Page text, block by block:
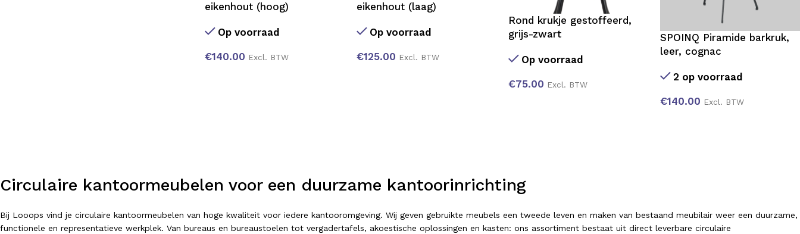
eikenhout (hoog)
Op voorraad
€140.00 Excl. BTW
eikenhout (laag)
Op voorraad
€125.00 Excl. BTW
Rond krukje gestoffeerd,
grijs-zwart
Op voorraad
€75.00 Excl. BTW
SPOINQ Piramide barkruk,
leer, cognac
2 op voorraad
€140.00 Excl. BTW
Circulaire kantoormeubelen voor een duurzame kantoorinrichting
Bij Looops vind je circulaire kantoormeubelen van hoge kwaliteit voor iedere kantooromgeving. Wij geven gebruikte meubels een tweede leven en maken van bestaand meubilair weer een duurzame,
functionele en representatieve werkplek. Van bureaus en bureaustoelen tot vergadertafels, akoestische oplossingen en kasten: ons assortiment bestaat uit direct leverbare circulaire